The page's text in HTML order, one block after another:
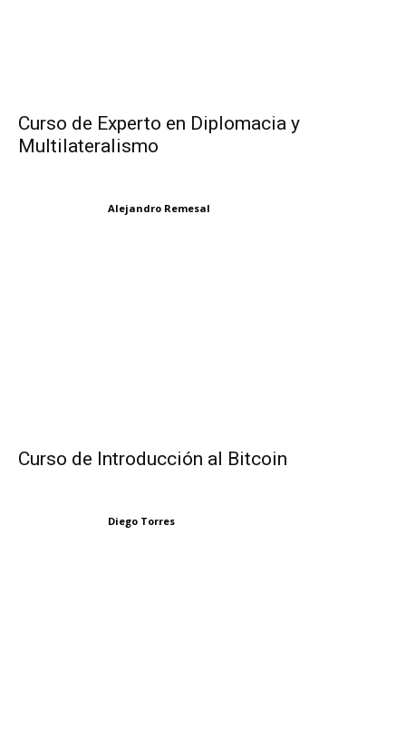
Curso de Experto en Diplomacia y
Multilateralismo
Alejandro Remesal
Curso de Introducción al Bitcoin
Diego Torres